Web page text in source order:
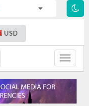
USD
Toggle